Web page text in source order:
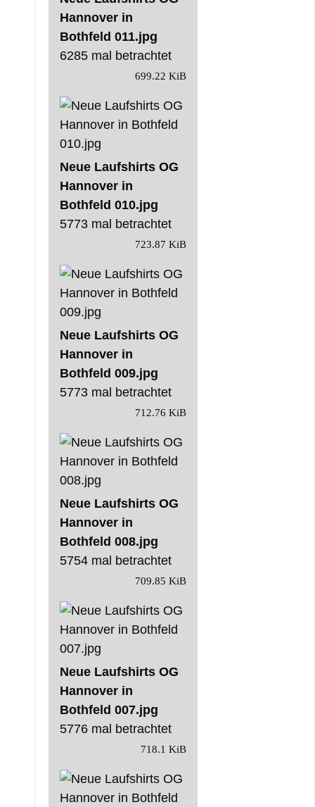
Hannover in
Bothfeld 011.jpg
6285 mal betrachtet
699.22 KiB
Neue Laufshirts OG
Hannover in
Bothfeld 010.jpg
5773 mal betrachtet
723.87 KiB
Neue Laufshirts OG
Hannover in
Bothfeld 009.jpg
5773 mal betrachtet
712.76 KiB
Neue Laufshirts OG
Hannover in
Bothfeld 008.jpg
5754 mal betrachtet
709.85 KiB
Neue Laufshirts OG
Hannover in
Bothfeld 007.jpg
5776 mal betrachtet
718.1 KiB